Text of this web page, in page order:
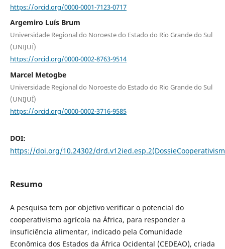
https://orcid.org/0000-0001-7123-0717
Argemiro Luís Brum
Universidade Regional do Noroeste do Estado do Rio Grande do Sul
(UNIJUÍ)
https://orcid.org/0000-0002-8763-9514
Marcel Metogbe
Universidade Regional do Noroeste do Estado do Rio Grande do Sul
(UNIJUÍ)
https://orcid.org/0000-0002-3716-9585
DOI:
https://doi.org/10.24302/
Resumo
A pesquisa tem por objetivo verificar o potencial do
cooperativismo agrícola na África, para responder a
insuficiência alimentar, indicado pela Comunidade
Econômica dos Estados da África Ocidental (CEDEAO), criada